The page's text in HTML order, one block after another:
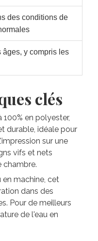
des conditions de
âges, y compris les
clés
en polyester,
durable, idéale pour
sur une
vifs et nets
chambre.
en machine, cet
dans des
Pour de meilleurs
de l'eau en